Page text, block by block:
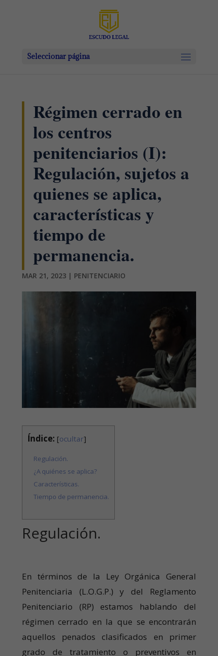
Seleccionar página
Régimen cerrado en
los centros
penitenciarios (I):
Regulación, sujetos a
quienes se aplica,
características y
tiempo de
permanencia.
MAR 21, 2023| PENITENCIARIO
Índice: [ocultar]
Regulación.
¿A quiénes se aplica?
Características.
Tiempo de permanencia.
Regulación.
En términos de la Ley Orgánica General
Penitenciaria (L.O.G.P.) y del Reglamento
Penitenciario (RP) estamos hablando del
régimen cerrado en la que se encontrarán
aquellos penados clasificados en primer
grado de tratamiento o preventivos en